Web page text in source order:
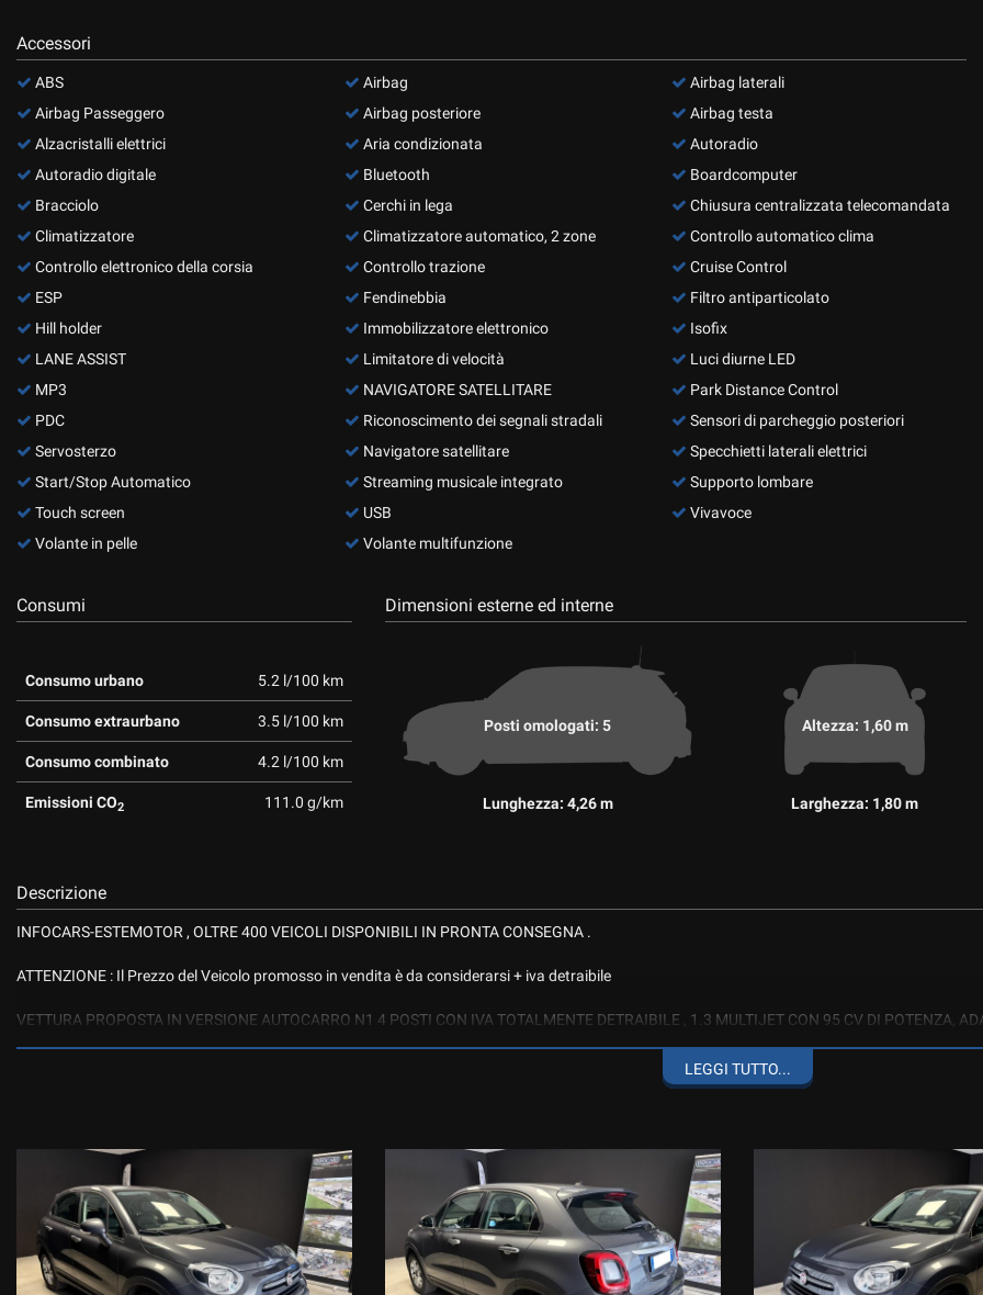
Accessori
ABS
Airbag Passeggero
Alzacristalli elettrici
Autoradio digitale
Bracciolo
Climatizzatore
Controllo elettronico della corsia
ESP
Hill holder
LANE ASSIST
MP3
PDC
Servosterzo
Start/Stop Automatico
Touch screen
Volante in pelle
Airbag
Airbag posteriore
Aria condizionata
Bluetooth
Cerchi in lega
Climatizzatore automatico, 2 zone
Controllo trazione
Fendinebbia
Immobilizzatore elettronico
Limitatore di velocità
NAVIGATORE SATELLITARE
Riconoscimento dei segnali stradali
Navigatore satellitare
Streaming musicale integrato
USB
Volante multifunzione
Airbag laterali
Airbag testa
Autoradio
Boardcomputer
Chiusura centralizzata telecomandata
Controllo automatico clima
Cruise Control
Filtro antiparticolato
Isofix
Luci diurne LED
Park Distance Control
Sensori di parcheggio posteriori
Specchietti laterali elettrici
Supporto lombare
Vivavoce
Consumi
Consumo urbano 5.2 l/100 km
Consumo extraurbano 3.5 l/100 km
Consumo combinato 4.2 l/100 km
Emissioni CO2 111.0 g/km
Dimensioni esterne ed interne
Posti omologati: 5
Lunghezza: 4,26 m
Altezza: 1,60 m
Larghezza: 1,80 m
Descrizione
INFOCARS-ESTEMOTOR , OLTRE 400 VEICOLI DISPONIBILI IN PRONTA CONSEGNA .
ATTENZIONE : Il Prezzo del Veicolo promosso in vendita è da considerarsi + iva detraibile
VETTURA PROPOSTA IN VERSIONE AUTOCARRO N1 4 POSTI CON IVA TOTALMENTE DETRAIBILE , 1.3 MULTIJET CON 95 CV DI POTENZA,
2- Via Atheste 38 A
3- Via Atheste 65 , rivenditore autorizzato ed officina specializzata per i marchi Renault e Dacia
Prenota il tuo test drive o chiedi informazioni o il numero di targa ( che viene oscurata solo per la privacy del precedente proprietario ) ai nostri
Tel. 042950330 oppure 0429603873 Mail info@infocars.it
Se hai un usato da permutare mandaci alcune foto con targa e breve descrizione del mezzo che ci vuoi rientrare al numero diretto whatsapp
immediata !
LEGGI TUTTO...
strumenti
di
tracciamento
si
alla
cookie
policy.
rivedere
e
le
tue
scelte
qualsiasi
momento.
Cookie necessari
Cookie delle preferenze
Cookie per il miglioramento dell'esperienza utente